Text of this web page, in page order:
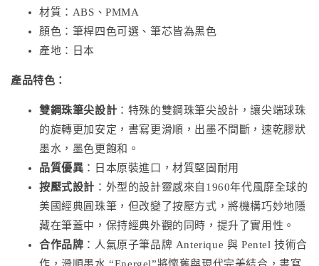
材質：ABS、PMMA
顏色：筆桿四色可選、筆芯皆為黑色
產地：日本
產品特色：
雙鋼珠筆尖設計 ：特殊的雙鋼珠筆尖設計，讓尖端球珠
的旋轉更加安定，書寫更滑順，出墨不間斷，速乾膠狀
墨水，墨色更飽和。
品質優異 ：日本原裝進口，材質堅固耐用
按壓式設計 ：外型的設計靈感來自1960年代風靡全球的
美國經典圓珠筆，但改變了按壓方式，將機構巧妙地隱
藏在筆蓋中，保持經典外觀的同時，提升了實用性。
合作品牌 ：人氣原子筆品牌 Anterique 與 Pentel 技術合